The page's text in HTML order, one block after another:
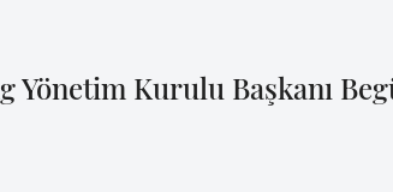
Kurulu Başkanı